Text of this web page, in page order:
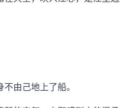
由己地上了船。